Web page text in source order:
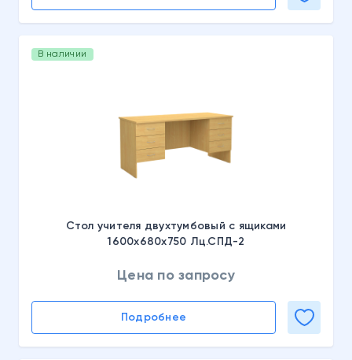
В наличии
Стол учителя двухтумбовый с ящиками
1600х680х750 Лц.СПД-2
Цена по запросу
Подробнее